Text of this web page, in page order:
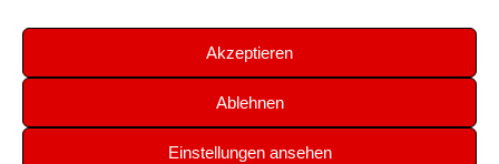
Akzeptieren
Ablehnen
Einstellungen ansehen